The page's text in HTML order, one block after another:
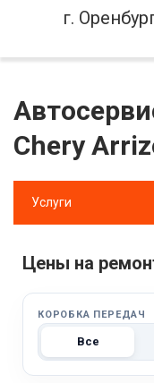
г.
Chery
Услуги
Цены на
КОРОБКА ПЕРЕДАЧ
Все